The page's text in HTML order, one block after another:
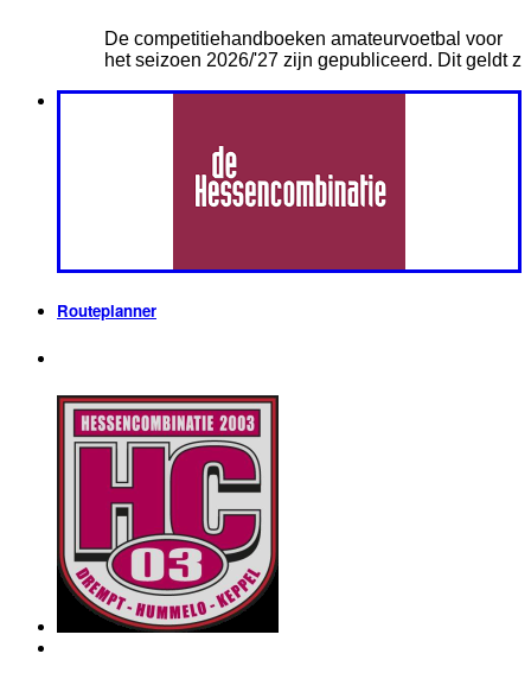
De competitiehandboeken amateurvoetbal voor
het seizoen 2026/'27 zijn gepubliceerd. Dit geldt z
Routeplanner